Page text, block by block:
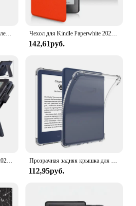
Мягкая защитная сумка для электронных книг для Kindle Paperwhite 1234, чехол 6,0 дюймов, противоударный чехол для карманной книги для Amazon Kindle Чехол для Kindle Paperwhite 2024 12-го поколения и Colorsoft, 7-дюймовый номер модели. SA569P SA568B Магнитный защитный чехол 7 дюймов
142,61руб.
Чехол для Kindle Paperwhite 2024 12-го поколения и Colorsoft, 7-дюймовый номер модели. SA569P SA568B Магнитный смарт-чехол с ремешком на руку Прозрачная задняя крышка для KPW 5/4/3/2/1, для Kindle 10, для Oasis 9/10, мягкая крышка для Paperwhite 5/6/7, Paperwhite 11
112,95руб.